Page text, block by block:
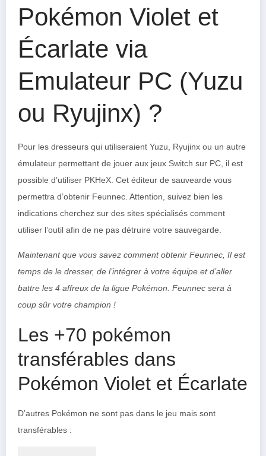
Pokémon Violet et
Écarlate via
Emulateur PC (Yuzu
ou Ryujinx) ?
Pour les dresseurs qui utiliseraient Yuzu, Ryujinx ou un autre
émulateur permettant de jouer aux jeux Switch sur PC, il est
possible d’utiliser PKHeX. Cet éditeur de sauvearde vous
permettra d’obtenir Feunnec. Attention, suivez bien les
indications cherchez sur des sites spécialisés comment
utiliser l’outil afin de ne pas détruire votre sauvegarde.
Maintenant que vous savez comment obtenir Feunnec, Il est
temps de le dresser, de l’intégrer à votre équipe et d’aller
battre les 4 affreux de la ligue Pokémon. Feunnec sera à
coup sûr votre champion !
Les +70 pokémon
transférables dans
Pokémon Violet et Écarlate
D’autres Pokémon ne sont pas dans le jeu mais sont
transférables :